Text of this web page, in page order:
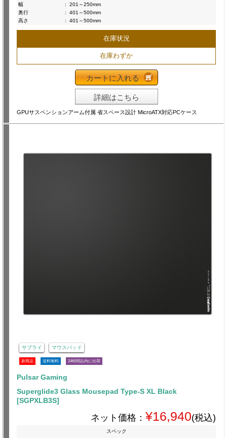
幅
:
201～250mm
奥行
:
401～500mm
高さ
: 401～500mm
在庫状況
在庫わずか
カートに入れる
詳細はこちら
GPUサスペンションアーム付属 省スペース設計 MicroATX対応PCケース
サプライ マウスパッド
新商品 送料無料 24時間以内に出荷
Pulsar Gaming
Superglide3 Glass Mousepad Type-S XL Black
[SGPXLB3S]
ネット価格： ¥16,940(税込)
スペック